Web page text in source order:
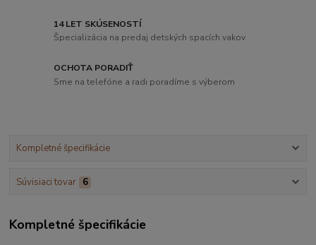
14 LET SKÚSENOSTÍ
Špecializácia na predaj detských spacích vakov
OCHOTA PORADIŤ
Sme na telefóne a radi poradíme s výberom
Kompletné špecifikácie
Súvisiaci tovar 6
Kompletné špecifikácie